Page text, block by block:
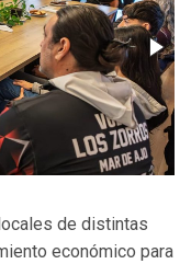
de distintas
económico para